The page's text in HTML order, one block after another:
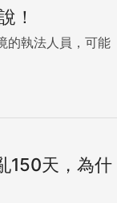
！
的執法人員，可能
150天，為什